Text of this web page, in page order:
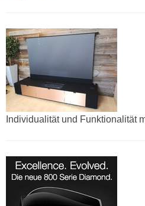
Individualität und Funktionalität